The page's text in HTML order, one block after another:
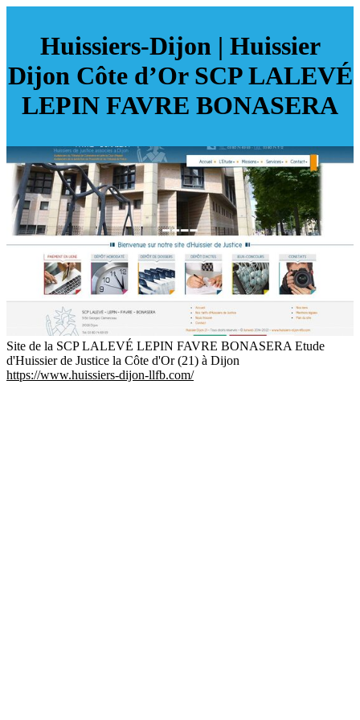
Huissiers-Dijon | Huissier
Dijon Côte d’Or SCP LALEVÉ
LEPIN FAVRE BONASERA
Site de la SCP LALEVÉ LEPIN FAVRE BONASERA Etude
d'Huissier de Justice la Côte d'Or (21) à Dijon
https://www.huissiers-dijon-llfb.com/